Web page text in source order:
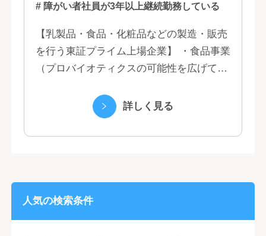
# 障がい者社員が3年以上継続勤務している
【乳製品・食品・化粧品などの製造・販売
を行う東証プライム上場企業】 ・食品事業
（プロバイオティクスの可能性を広げてい
る優れた機能性飲料） ・国際事業（40の
詳しく見る
人気の検索条件